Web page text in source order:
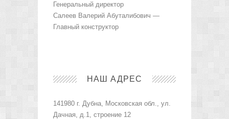
Генеральный директор
Салеев Валерий Абуталибович —
Главный конструктор
НАШ АДРЕС
141980 г. Дубна, Московская обл., ул.
Дачная, д.1, строение 12